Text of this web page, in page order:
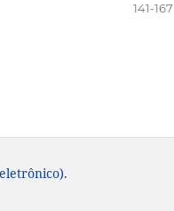
141-167